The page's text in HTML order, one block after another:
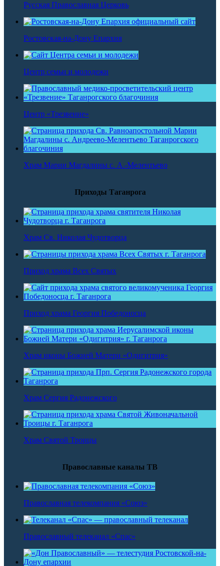
Русская Православная Церковь
Ростовская-на-Дону Епархия
Центр семьи и молодежи
Центр «Трезвение»
Храм Марии Магдалины с. А.-Мелентьево
Приходы Таганрога
Храм Св. Николая Чудотворца
Приход храма Всех Святых
Приход храма Георгия Победоносца
Храм иконы Божией Матери «Одигитрия»
Храм Сергия Радонежского
Храм Святой Троицы
Православные каналы ТВ
Православная телекомпания «Союз»
Православный телеканал «Спас»